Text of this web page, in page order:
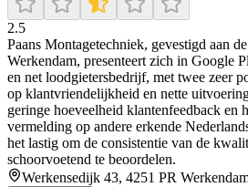
2.5
Paans Montagetechniek, gevestigd aan
Werkendam, presenteert zich in Google
en net loodgietersbedrijf, met twee zeer
op klantvriendelijkheid en nette
geringe hoeveelheid klantenfeedback en
vermelding op andere erkende
het lastig om de consistentie van de
schoorvoetend te beoordelen.
Werkensedijk 43, 4251 PR